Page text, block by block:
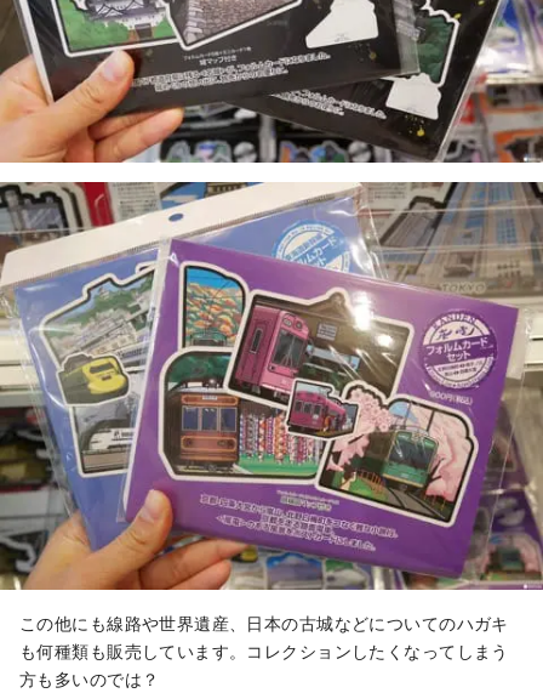
この他にも線路や世界遺産、日本の古城などについてのハガキ
も何種類も販売しています。コレクションしたくなってしまう
方も多いのでは？